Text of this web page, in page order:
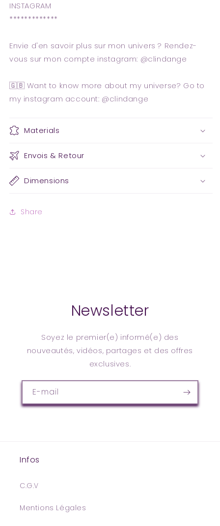
INSTAGRAM
*************
Envie d'en savoir plus sur mon univers ? Rendez-
vous sur mon compte instagram: @clindange
🇬🇧 Want to know more about my universe? Go to
my instagram account: @clindange
Materials
Envois & Retour
Dimensions
Share
Newsletter
Soyez le premier(e) informé(e) des
nouveautés, vidéos, partages et des offres
exclusives.
E-mail
Infos
C.G.V
Mentions Légales